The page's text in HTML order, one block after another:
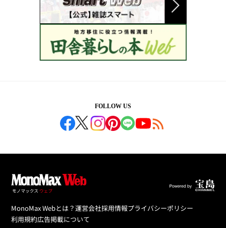
FOLLOW US
MonoMax Webとは？運営会社採用情報プライバシーポリシー
利用規約広告掲載について